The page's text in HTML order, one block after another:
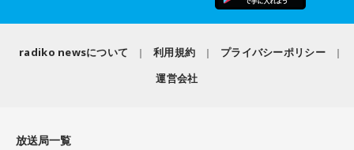
は、日本国債が非常に安全で健全な資産であるという見解で
ってるということなんですかね？」
は、高市政権の経済政策を支持します、と。投資を拡大する
■10時20分頃からは「ヤマサ・デイリーティップス」。
■11時になったら曜日がわりのコーナー「ミラクルチョイ
radiko newsについて 利用規約
プライバシーポリシー
運営会社
放送局一覧